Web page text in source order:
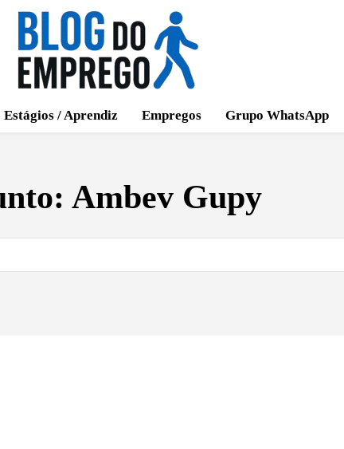
Estágios / Aprendiz Empregos Grupo WhatsApp
Ambev Gupy